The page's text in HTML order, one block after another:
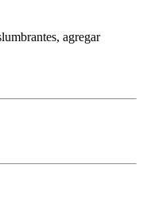
agregar